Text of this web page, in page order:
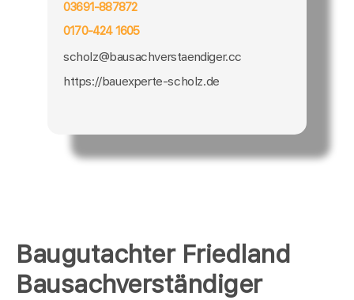
Baugutachter Friedland
Bausachverständiger
03691-887872
0170-424 1605
scholz@bausachverstaendiger.cc
https://bauexperte-scholz.de